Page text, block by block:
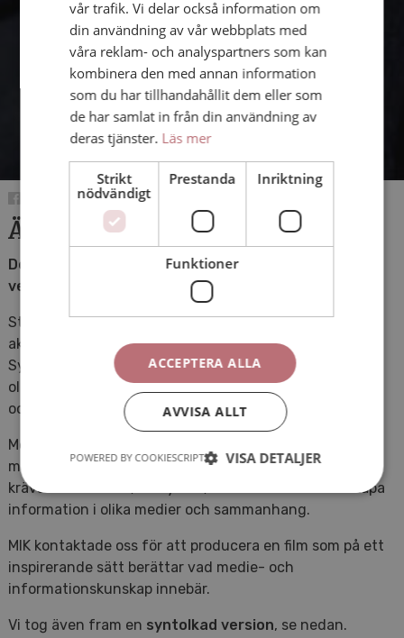
Är det verkligen vad du tycker?
Den där podden är så spännande – men håller du
verkligen med?
Statens medieråd koordinerar det nationella
aktörsnätverket MIK Sverige på uppdrag av regeringen.
Syftet med nätverket är att genom samverkan mellan
olika aktörer utveckla kunskap och stärka MIK (medie-
och informationskunnighet) hos alla i Sverige.
Medie- och informationskunnighet är enligt Statens
medieråds definition de kunskaper och förmågor som
krävs för att finna, analysera, kritiskt värdera och skapa
information i olika medier och sammanhang.
MIK kontaktade oss för att producera en film som på ett
inspirerande sätt berättar vad medie- och
informationskunskap innebär.
Vi tog även fram en syntolkad version, se nedan.
vår trafik. Vi delar också information om
din användning av vår webbplats med
våra reklam- och analyspartners som kan
kombinera den med annan information
som du har tillhandahållit dem eller som
de har samlat in från din användning av
deras tjänster. Läs mer
Strikt
nödvändigt
Prestanda Inriktning
Funktioner
ACCEPTERA ALLA
AVVISA ALLT
VISA DETALJER
POWERED BY COOKIESCRIPT